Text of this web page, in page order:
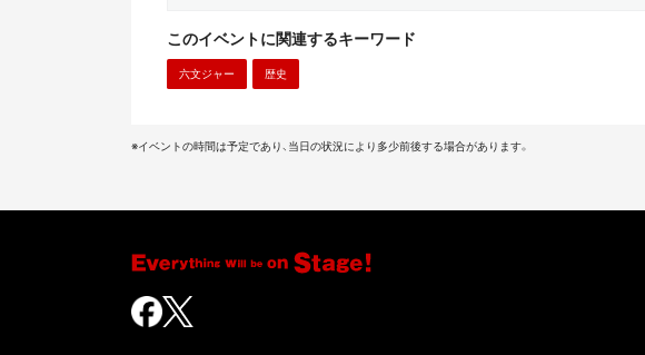
このイベントに関連するキーワード
六文ジャー 歴史
※イベントの時間は予定であり、当日の状況により多少前後する場合があります。